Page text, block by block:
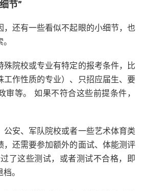
节”
，还有一些看似不起眼的小细节，也
殊院校或专业有特定的报考条件，比
工作性质的专业）、只招应届生、要
审等。 如果不符合这些前提条件，
公安、军队院校或者一些艺术体育类
，还需要参加额外的面试、体能测评
了这些测试，或者测试不合格，即
。